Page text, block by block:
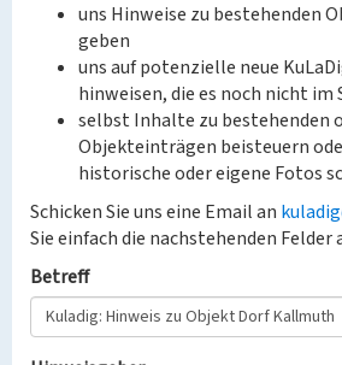
uns Hinweise zu bestehenden
geben
uns auf potenzielle neue
hinweisen, die es noch nicht im
selbst Inhalte zu bestehenden
Objekteinträgen beisteuern
historische oder eigene Fotos
Schicken Sie uns eine Email an
Sie einfach die nachstehenden Felder
Betreff